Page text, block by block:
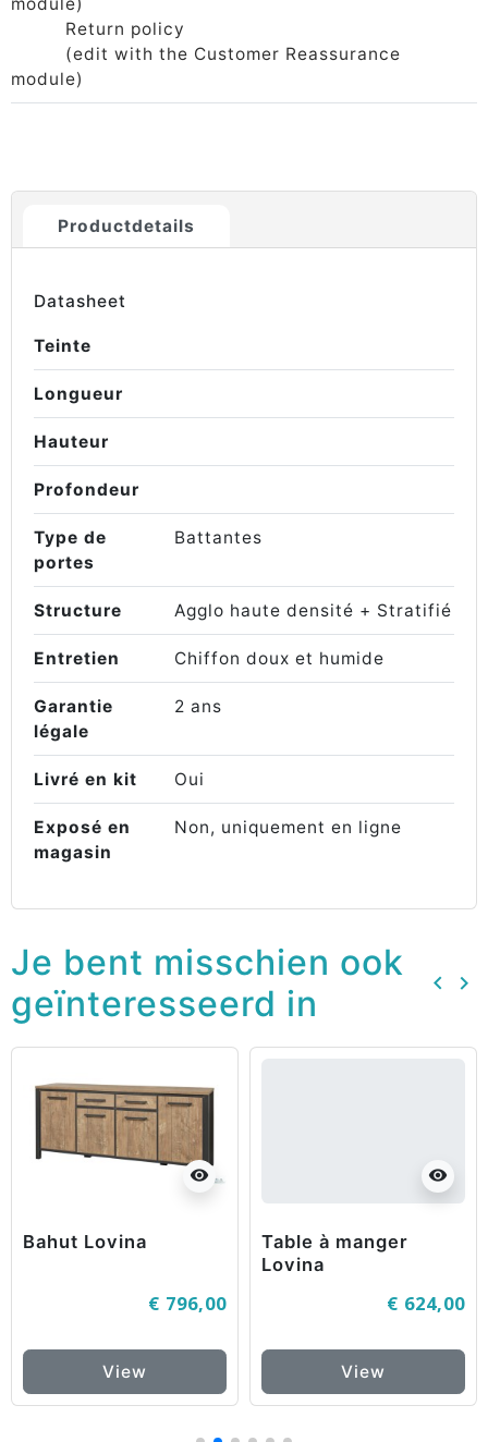
Return policy
(edit with the Customer Reassurance
module)
Productdetails
Datasheet
Teinte
Longueur
Hauteur
Profondeur
Type de
portes
Battantes
Structure Agglo haute densité + Stratifié
Entretien Chiffon doux et humide
Garantie
légale
2 ans
Livré en kit Oui
Exposé en
magasin
Non, uniquement en ligne
Je bent misschien ook
geïnteresseerd in
keyboard_arrow_left keyboard_arrow_right
visibility
Bahut Lovina
€ 796,00
View
visibility
Table à manger
Lovina
€ 624,00
View